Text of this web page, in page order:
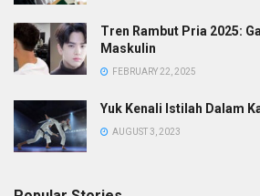
Tren Rambut Pria 2025:
Maskulin
FEBRUARY 22, 2025
Yuk Kenali Istilah Dalam
AUGUST 3, 2023